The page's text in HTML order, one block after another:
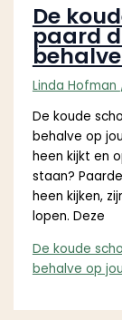
De
paard
Linda Hofman
De koude
behalve op
heen kijkt en
staan?
heen kijken,
lopen. Deze
De koude
behalve op jou